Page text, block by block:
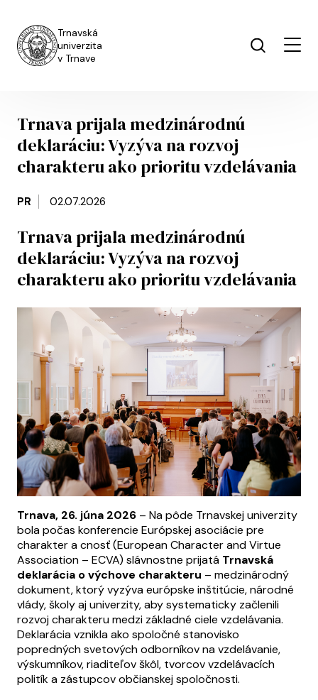
Trnavská
univerzita
v Trnave
Trnava prijala medzinárodnú
deklaráciu: Vyzýva na rozvoj
charakteru ako prioritu vzdelávania
PR 02.07.2026
Trnava prijala medzinárodnú
deklaráciu: Vyzýva na rozvoj
charakteru ako prioritu vzdelávania
Trnava, 26. júna 2026 – Na pôde Trnavskej univerzity
bola počas konferencie Európskej asociácie pre
charakter a cnosť (European Character and Virtue
Association – ECVA) slávnostne prijatá Trnavská
deklarácia o výchove charakteru – medzinárodný
dokument, ktorý vyzýva európske inštitúcie, národné
vlády, školy aj univerzity, aby systematicky začlenili
rozvoj charakteru medzi základné ciele vzdelávania.
Deklarácia vznikla ako spoločné stanovisko
popredných svetových odborníkov na vzdelávanie,
výskumníkov, riaditeľov škôl, tvorcov vzdelávacích
politík a zástupcov občianskej spoločnosti.